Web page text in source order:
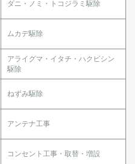
ダニ・ノミ・トコジラミ駆除
ムカデ駆除
アライグマ・イタチ・ハクビシン
駆除
ねずみ駆除
アンテナ工事
コンセント工事・取替・増設